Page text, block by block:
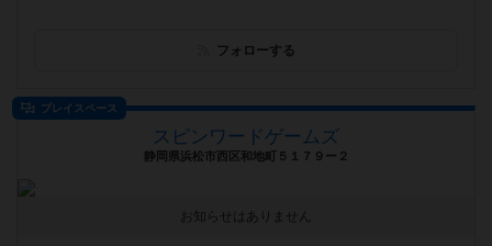
フォローする
プレイスペース
スピンワードゲームズ
静岡県浜松市西区和地町５１７９ー２
お知らせはありません